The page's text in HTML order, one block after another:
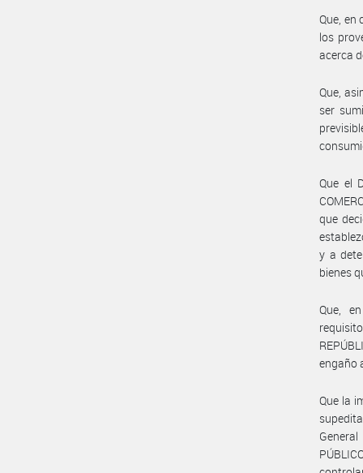
Que, en
los
acerca
Que,
ser
Que el
que
y a
bienes
Que,
engaño
Que la